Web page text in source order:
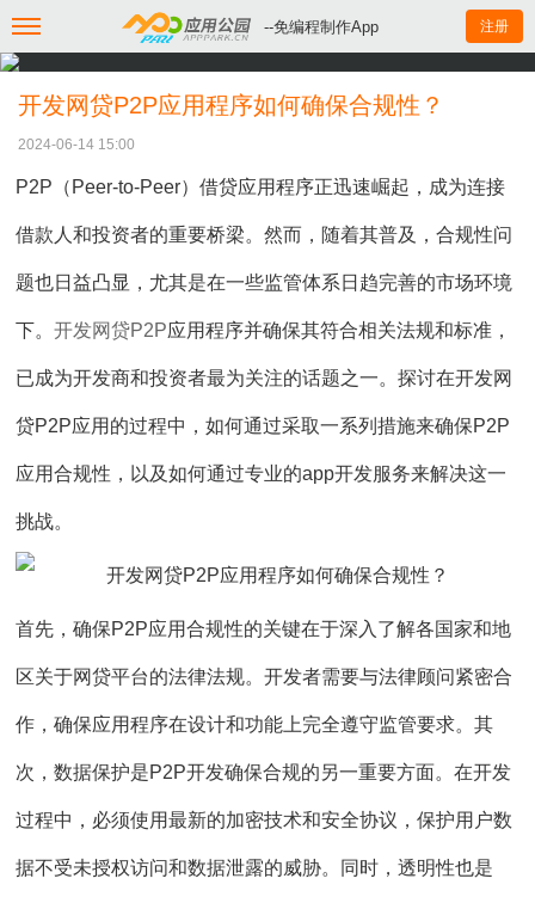
--免编程制作App 注册
开发网贷P2P应用程序如何确保合规性？
2024-06-14 15:00
P2P（Peer-to-Peer）借贷应用程序正迅速崛起，成为连接
借款人和投资者的重要桥梁。然而，随着其普及，合规性问
题也日益凸显，尤其是在一些监管体系日趋完善的市场环境
下。 开发网贷P2P应用程序并确保其符合相关法规和标准，
已成为开发商和投资者最为关注的话题之一。探讨在开发网
贷P2P应用的过程中，如何通过采取一系列措施来确保P2P
应用合规性，以及如何通过专业的app开发服务来解决这一
挑战。
首先，确保P2P应用合规性的关键在于深入了解各国家和地
区关于网贷平台的法律法规。开发者需要与法律顾问紧密合
作，确保应用程序在设计和功能上完全遵守监管要求。其
次，数据保护是P2P开发确保合规的另一重要方面。在开发
过程中，必须使用最新的加密技术和安全协议，保护用户数
据不受未授权访问和数据泄露的威胁。同时，透明性也是